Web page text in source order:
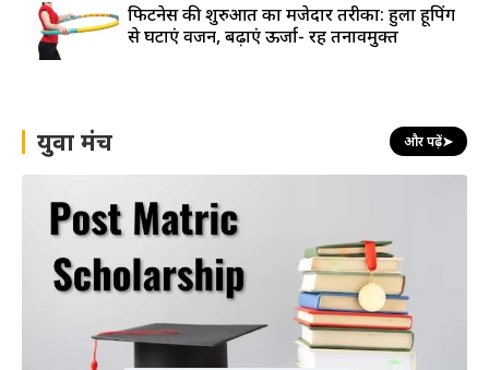
फिटनेस की शुरुआत का मजेदार तरीका: हुला हूपिंग
से घटाएं वजन, बढ़ाएं ऊर्जा- रहें तनावमुक्त
युवा मंच और पढ़ें➤